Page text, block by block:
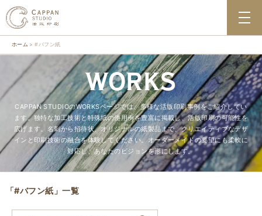
ホーム #バフン紙
WORKS
CAPPAN STUDIOのWORKSページでは、多様な活版印刷事例をご紹介してい
ます。独特な加工技術と特殊紙の使用例を豊富に掲載し、活版印刷の可能性を
広げます。名刺から招待状、オリジナルの紙製品まで、クリエイティブなデザ
インと印刷技術の融合を体験してください。オーダーメイドの要望にも柔軟に
対応し、あなたのビジョンを形にします。
「#バフン紙」一覧